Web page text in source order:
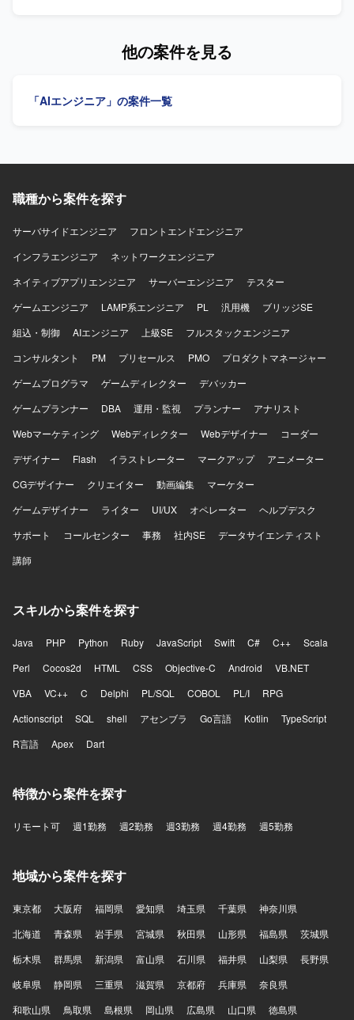
価ツール、API連携、プロンプトおよびワークフロー設計な
ントを用いたプロトタイプ開発を担当していただきます。
業部門と協働しながら課題の本質を見極め、自ら主体的に
方が望ましいです。 【ポジションの魅力】 全社横断で複数
出に深く関与していただけます。生成AIやLLM、RAG、AI
グに専念できる環境で、PoCを通じてインパクトの大きい
ます。 【開発環境】 生成AI／LLM、RAG、AIエージェン
ト、AWS／GCP／Azureなどのクラウドサービスを活用し
たプロトタイピング環境を想定しております。
他の案件を見る
「AIエンジニア」の案件一覧
職種から案件を探す
サーバサイドエンジニア
フロントエンドエンジニア
インフラエンジニア
ネットワークエンジニア
ネイティブアプリエンジニア
サーバーエンジニア
テスター
ゲームエンジニア
LAMP系エンジニア PL 汎用機
ブリッジSE
組込・制御
AIエンジニア 上級SE
フルスタックエンジニア
コンサルタント
PM プリセールス PMO
プロダクトマネージャー
ゲームプログラマ
ゲームディレクター
デバッカー
ゲームプランナー
DBA 運用・監視 プランナー
アナリスト
Webマーケティング
Webディレクター Webデザイナー
コーダー
デザイナー
Flash イラストレーター マークアップ
アニメーター
CGデザイナー
クリエイター 動画編集
マーケター
ゲームデザイナー
ライター UI/UX オペレーター
ヘルプデスク
サポート
コールセンター 事務 社内SE
データサイエンティスト
講師
スキルから案件を探す
Java PHP Python Ruby JavaScript Swift C# C++
Scala
Perl
Cocos2d HTML CSS Objective-C Android
VB.NET
VBA
VC++ C Delphi PL/SQL COBOL PL/I
RPG
Actionscript
SQL shell アセンブラ Go言語 Kotlin
TypeScript
R言語
Apex Dart
特徴から案件を探す
リモート可 週1勤務 週2勤務 週3勤務 週4勤務 週5勤務
地域から案件を探す
東京都 大阪府 福岡県 愛知県 埼玉県 千葉県
神奈川県
北海道
青森県 岩手県 宮城県 秋田県 山形県 福島県
茨城県
栃木県
群馬県 新潟県 富山県 石川県 福井県 山梨県
長野県
岐阜県
静岡県 三重県 滋賀県 京都府 兵庫県
奈良県
和歌山県
鳥取県 島根県 岡山県 広島県 山口県 徳島県